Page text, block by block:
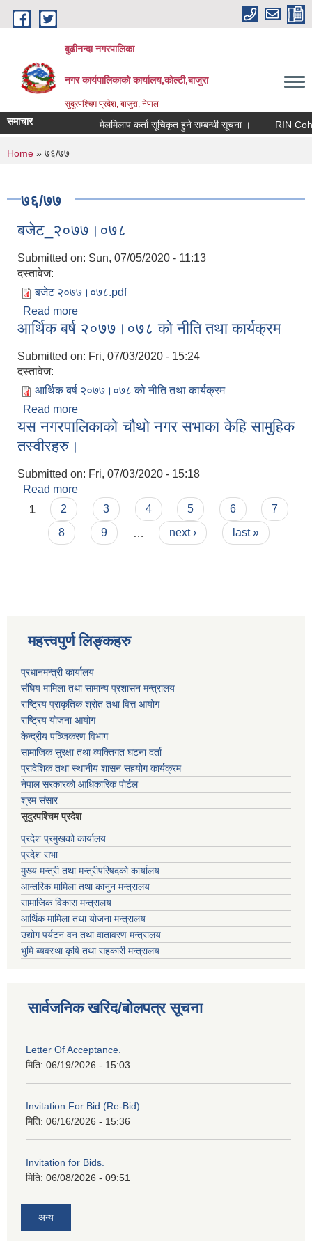
Skip to main content
बुढीनन्दा नगरपालिका
नगर कार्यपालिकाकाे कार्यालय,काेल्टी,बाजुरा
सुदूरपश्चिम प्रदेश, बाजुरा, नेपाल
समाचार मेलमिलाप कर्ता सूचिकृत हुने सम्बन्धी सूचना । RIN Cohor
You are here
Home » ७६/७७
७६/७७
बजेट_२०७७।०७८
Submitted on: Sun, 07/05/2020 - 11:13
दस्तावेज:
बजेट २०७७।०७८.pdf
Read more
आर्थिक बर्ष २०७७।०७८ को नीति तथा कार्यक्रम
Submitted on: Fri, 07/03/2020 - 15:24
दस्तावेज:
आर्थिक बर्ष २०७७।०७८ को नीति तथा कार्यक्रम
Read more
यस नगरपालिकाको चौथो नगर सभाका केहि सामुहिक
तस्वीरहरु।
Submitted on: Fri, 07/03/2020 - 15:18
Read more
तस्वीरहरु।
Pages
1 2 3 4 5 6
7
8
9 next › last »
महत्त्वपुर्ण लिङ्कहरु
प्रधानमन्त्री कार्यालय
संघिय मामिला तथा सामान्य प्रशासन मन्त्रालय
राष्ट्रिय प्राकृतिक श्रोत तथा वित्त आयोग
राष्ट्रिय योजना आयोग
केन्द्रीय पञ्जिकरण विभाग
सामाजिक सुरक्षा तथा व्यक्तिगत घटना दर्ता
प्रादेशिक तथा स्थानीय शासन सहयोग कार्यक्रम
नेपाल सरकारको आधिकारिक पोर्टल
श्रम संसार
सूदुरपश्चिम प्रदेश
प्रदेश प्रमुखको कार्यालय
प्रदेश सभा
मुख्य मन्त्री तथा मन्त्रीपरिषदको कार्यालय
आन्तरिक मामिला तथा कानुन मन्त्रालय
सामाजिक विकास मन्त्रालय
आर्थिक मामिला तथा योजना मन्त्रालय
उद्योग पर्यटन वन तथा वातावरण मन्त्रालय
भुमि ब्यवस्था कृषि तथा सहकारी मन्त्रालय
सार्वजनिक खरिद/बोलपत्र सूचना
Letter Of Acceptance.
मिति: 06/19/2026 - 15:03
Invitation For Bid (Re-Bid)
मिति: 06/16/2026 - 15:36
Invitation for Bids.
मिति: 06/08/2026 - 09:51
अन्य